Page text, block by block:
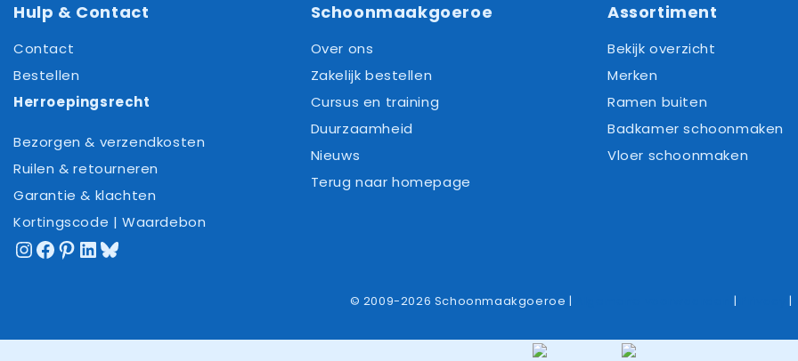
Hulp & Contact
Contact
Bestellen
Herroepingsrecht
Bezorgen & verzendkosten
Ruilen & retourneren
Garantie & klachten
Kortingscode | Waardebon
Instagram
Facebook
Pinterest
LinkedIn
Bluesky
Schoonmaakgoeroe
Over ons
Zakelijk bestellen
Cursus en training
Duurzaamheid
Nieuws
Terug naar homepage
Assortiment
Bekijk overzicht
Merken
Ramen buiten
Badkamer schoonmaken
Vloer schoonmaken
© 2009-2026 Schoonmaakgoeroe | | |